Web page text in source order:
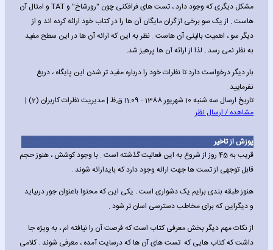
مشکل دیگری که وجود دارد ، تست های فرافکنی چون "رورشاخ" و TAT و امثال آن
هاست . از یک سو برخی از گران مایگان آن ها را در کتاب خود ارائه کرده اند و از
دیگر سو ، اهمیت بالینی آن هاست . نظر به این که ارائه آن ها در این سطح مفید
به نظر نمی رسد . لذا از ارائه آن ها پرهیز شد.
بار دیگر درخواست دارد تا نظرات خود را درباره مفید تر شدن این پایگاه ، دریغ
نفرمایید .
تاریخ ارسال سه شنبه 10 شهریور 1388 - 11:09 ق.ظ | مدیریت نظرات کاربران (2) |
مشاهده / ارسال نظر
پوزش از تاخیر
قریب به 45 روز از شروع به این فعالیت گذشته است . با وجود کوشش ، هنوز حجم
قابل توجهی از تست ها جهت ارائه وجود دارد که بایدارائه شوند .
هنوز طبقه بندی برایم یک دشواری است . یکی این که محتوا باعنوان جور دربیاید
و دیگراین که برای مخاطب دسترسی اسان تر شود .
از نکات مهم دیگر بخش معرفی کتاب است که فرصت آن را نیافته ام ، به ویژه جا
داشت که کتاب هایی که تست های آن ها که درسایت آمده ، معرفی شوند . کلامی